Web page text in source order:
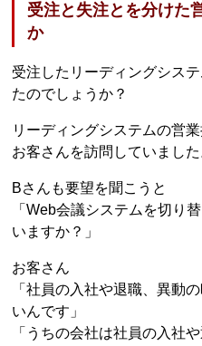
受注と失注とを分けた
か
受注したリーディングシス
たのでしょうか？
リーディングシステムの営
お客さんを訪問していました
Bさんも要望を聞こうと
「Web会議システムを切り
いますか？」
お客さん
「社員の入社や退職、異動
いんです」
「うちの会社は社員の入社